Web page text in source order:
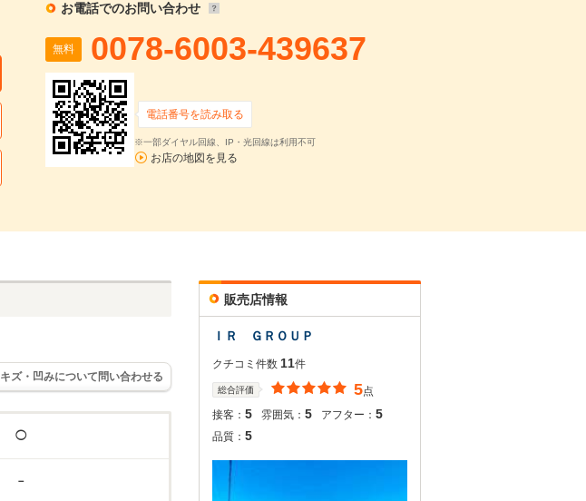
お電話でのお問い合わせ
無料 0078-6003-439637
電話番号を読み取る
※一部ダイヤル回線、IP・光回線は利用不可
お店の地図を見る
キズ・凹みについて問い合わせる
◯
－
販売店情報
ＩＲ ＧＲＯＵＰ
クチコミ件数 11件
総合評価 5点
接客： 5 雰囲気： 5 アフター： 5
品質： 5